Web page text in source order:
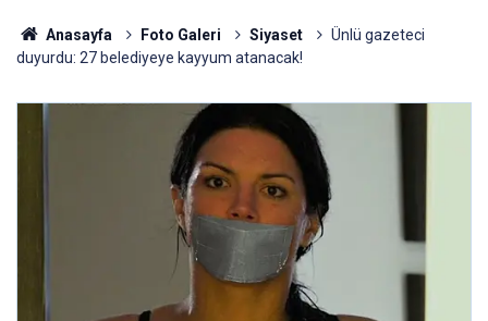
Anasayfa Foto Galeri Siyaset
Ünlü gazeteci
duyurdu: 27 belediyeye kayyum atanacak!